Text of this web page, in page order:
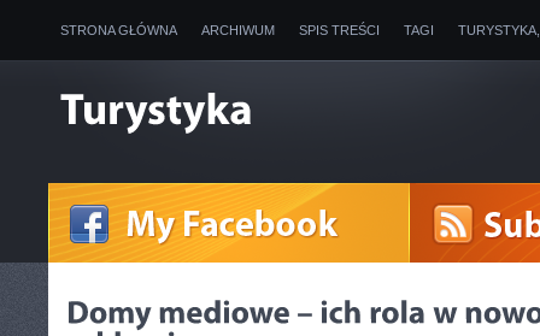
STRONA GŁÓWNA ARCHIWUM SPIS TREŚCI TAGI